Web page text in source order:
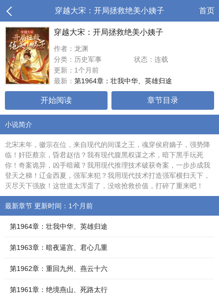
穿越大宋：开局拯救绝美小姨子 首页
穿越大宋：开局拯救绝美小姨子
作者：龙渊
分类：历史军事
状态：连载
更新：1个月前
最新： 第1964章：壮我中华、英雄归途
开始阅读 章节目录
小说简介
北宋末年，徽宗在位，来自现代的间谍之王，魂穿侯府嫡子，强势降
临！奸臣蔡京，昏君赵佶？我有现代腹黑权谋之术，暗下黑手玩死
你！奇案诡异，凶手暗藏？我用现代推理技术破获奇案，一步步成我
登天之梯！辽金西夏，强军来犯？我用现代技术打造强军横扫天下，
灭尽天下强敌！这世道太浑蛋了，没啥抢救价值，打碎了重来吧！
最新章节 更新时间：1个月前
第1964章：壮我中华、英雄归途
第1963章：暗夜逼宫、君心几重
第1962章：重回九州、燕云十六
第1961章：绝境燕山、死路太行